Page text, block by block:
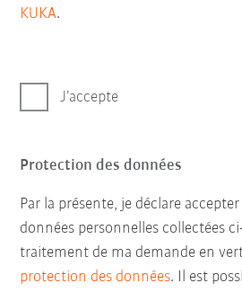
KUKA.
J’accepte
Protection des données
Par la présente, je déclare
données personnelles collectées
traitement de ma demande en
protection des données. Il est